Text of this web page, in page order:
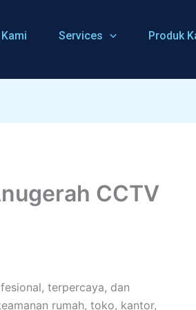
Services Produk
CCTV
terpercaya, dan
rumah, toko, kantor,